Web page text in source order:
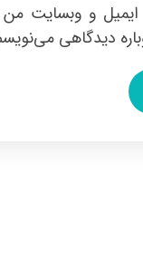
ایمیل و وبسایت من
دیدگاهی